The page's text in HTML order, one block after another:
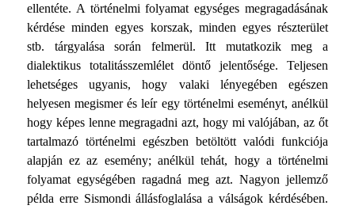
ellentéte. A történelmi folyamat egy­séges megragadásának
kérdése minden egyes korszak, minden egyes részterület
stb. tárgyalása során felmerül. Itt mutatkozik meg a
dialektikus totalitásszemlélet döntő jelentő­sége. Teljesen
lehetséges ugyanis, hogy valaki lényegében egészen
helyesen megismer és leír egy történelmi eseményt, anélkül
hogy képes lenne megragadni azt, hogy mi valójában, az őt
tartalmazó történelmi egészben betöltött valódi funk­ciója
alapján ez az esemény; anélkül tehát, hogy a történel­mi
folyamat egységében ragadná meg azt. Nagyon jellemző
példa erre Sismondi állásfoglalása a válságok kérdésében.